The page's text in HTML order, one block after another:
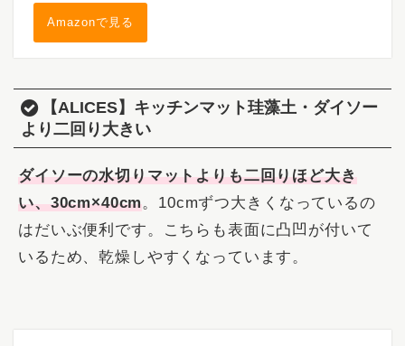
Amazonで見る
【ALICES】キッチンマット珪藻土・ダイソー
より二回り大きい
ダイソーの水切りマットよりも二回りほど大き
い、30cm×40cm。10cmずつ大きくなっているの
はだいぶ便利です。こちらも表面に凸凹が付いて
いるため、乾燥しやすくなっています。